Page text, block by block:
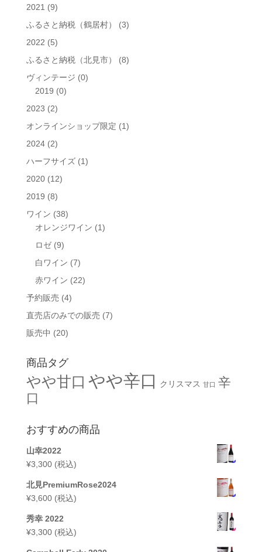
2021 (9)
ふるさと納税（鶴居村）
(3)
2022 (5)
ふるさと納税（北見市）
(8)
ヴィンテージ (0)
2019 (0)
2023 (2)
オンラインショップ限定 (1)
2024 (2)
ハーフサイズ (1)
2020 (12)
2019 (8)
ワイン (38)
オレンジワイン (1)
ロゼ (9)
白ワイン (7)
赤ワイン (22)
予約販売 (4)
直売店のみでの販売 (7)
販売中 (20)
商品タグ
やや甘口 やや辛口 クリスマス 甘口 辛
口
おすすめの商品
山幸2022
¥3,300 (税込)
北見PremiumRose2024
¥3,600 (税込)
秀幸 2022
¥3,300 (税込)